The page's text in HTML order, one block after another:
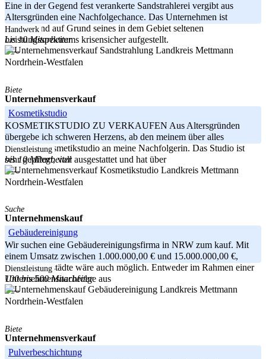
Eine in der Gegend fest verankerte Sandstrahlerei vergibt aus
Altersgründen eine Nachfolgechance. Das Unternehmen ist
lukrativ und auf Grund seines in dem Gebiet seltenen
Leistungsspektrums krisensicher aufgestellt.
-----
Nordrhein-Westfalen
Handwerk
bis 10 Mitarbeiter
Landkreis Mettmann
Biete
Unternehmensverkauf
Kosmetikstudio
KOSMETIKSTUDIO ZU VERKAUFEN Aus Altersgründen
übergebe ich schweren Herzens, ab den meinem über alles
geliebten Kosmetikstudio an meine Nachfolgerin. Das Studio ist
sehr gepflegt, voll ausgestattet und hat über
-----
Nordrhein-Westfalen
Dienstleistung
bis 10 Mitarbeiter
Landkreis Mettmann
Suche
Unternehmenskauf
Gebäudereinigung
Wir suchen eine Gebäudereinigungsfirma in NRW zum kauf. Mit
einem Umsatz zwischen 1.000.000,00 € und 15.000.000,00 €,
andere Großstädte wäre auch möglich. Entweder im Rahmen einer
Unternehmensnachfolge aus
-----
Nordrhein-Westfalen
Dienstleistung
100 bis 500 Mitarbeiter
Landkreis Mettmann
Biete
Unternehmensverkauf
Pulverbeschichtung